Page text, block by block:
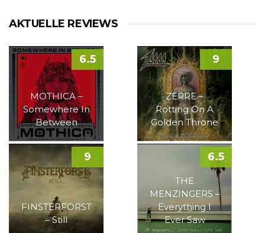
AKTUELLE REVIEWS
MOTHICA –
Somewhere In
Between
6.5
ZERRE –
Rotting On A
Golden Throne
9
FINSTERFORST
– Still
9
THE
MENZINGERS –
Everything I
Ever Saw
6.5